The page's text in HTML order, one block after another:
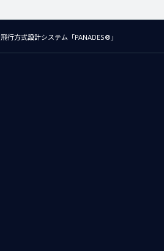
飛行方式設計システム「PANADES®」